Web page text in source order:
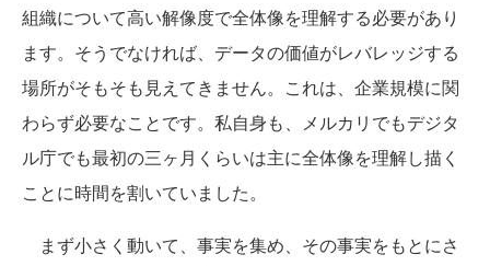
組織について高い解像度で全体像を理解する必要があり
ます。そうでなければ、データの価値がレバレッジする
場所がそもそも見えてきません。これは、企業規模に関
わらず必要なことです。私自身も、メルカリでもデジタ
ル庁でも最初の三ヶ月くらいは主に全体像を理解し描く
ことに時間を割いていました。
まず小さく動いて、事実を集め、その事実をもとにさ